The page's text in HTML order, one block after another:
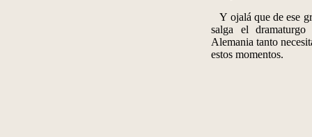
Y ojalá que de ese
salga el dramaturgo
Alemania tanto
estos momentos.